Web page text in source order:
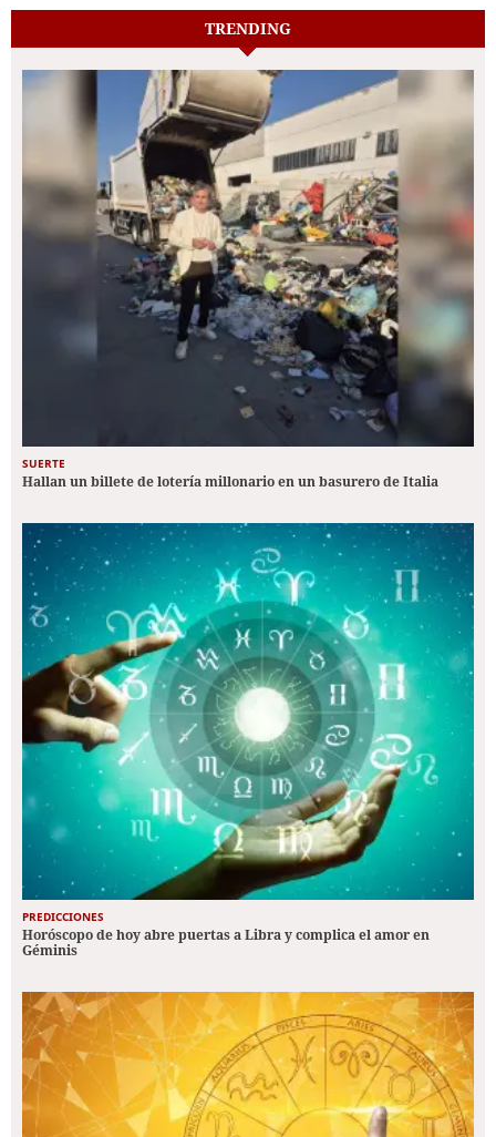
TRENDING
SUERTE
Hallan un billete de lotería millonario en un basurero de Italia
PREDICCIONES
Horóscopo de hoy abre puertas a Libra y complica el amor en
Géminis